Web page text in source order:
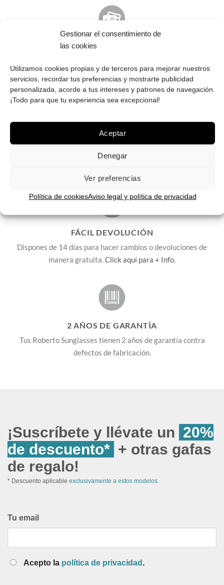
Gestionar el consentimiento de
las cookies
Utilizamos cookies propias y de terceros para mejorar nuestros
servicios, recordar tus preferencias y mostrarte publicidad
personalizada, acorde a tus intereses y patrones de navegación.
¡Todo para que tu experiencia sea excepcional!
Aceptar
Denegar
Ver preferencias
Política de cookiesAviso legal y política de privacidad
PAGO SEGURO
reembolso.
ENVÍOS GRATIS
Consulta aquítoda la info relativa a envíos.
FÁCIL DEVOLUCIÓN
Dispones de 14 días para hacer cambios o devoluciones de
manera gratuita.Click aquí para + Info.
2 AÑOS DE GARANTÍA
Tus Roberto Sunglasses tienen 2 años de garantía contra
defectos de fabricación.
¡Suscríbete y llévate un 20%
de descuento* + otras gafas
de regalo!
* Descuento aplicable exclusivamente a estos modelos.
Tu email
Acepto la política de privacidad .